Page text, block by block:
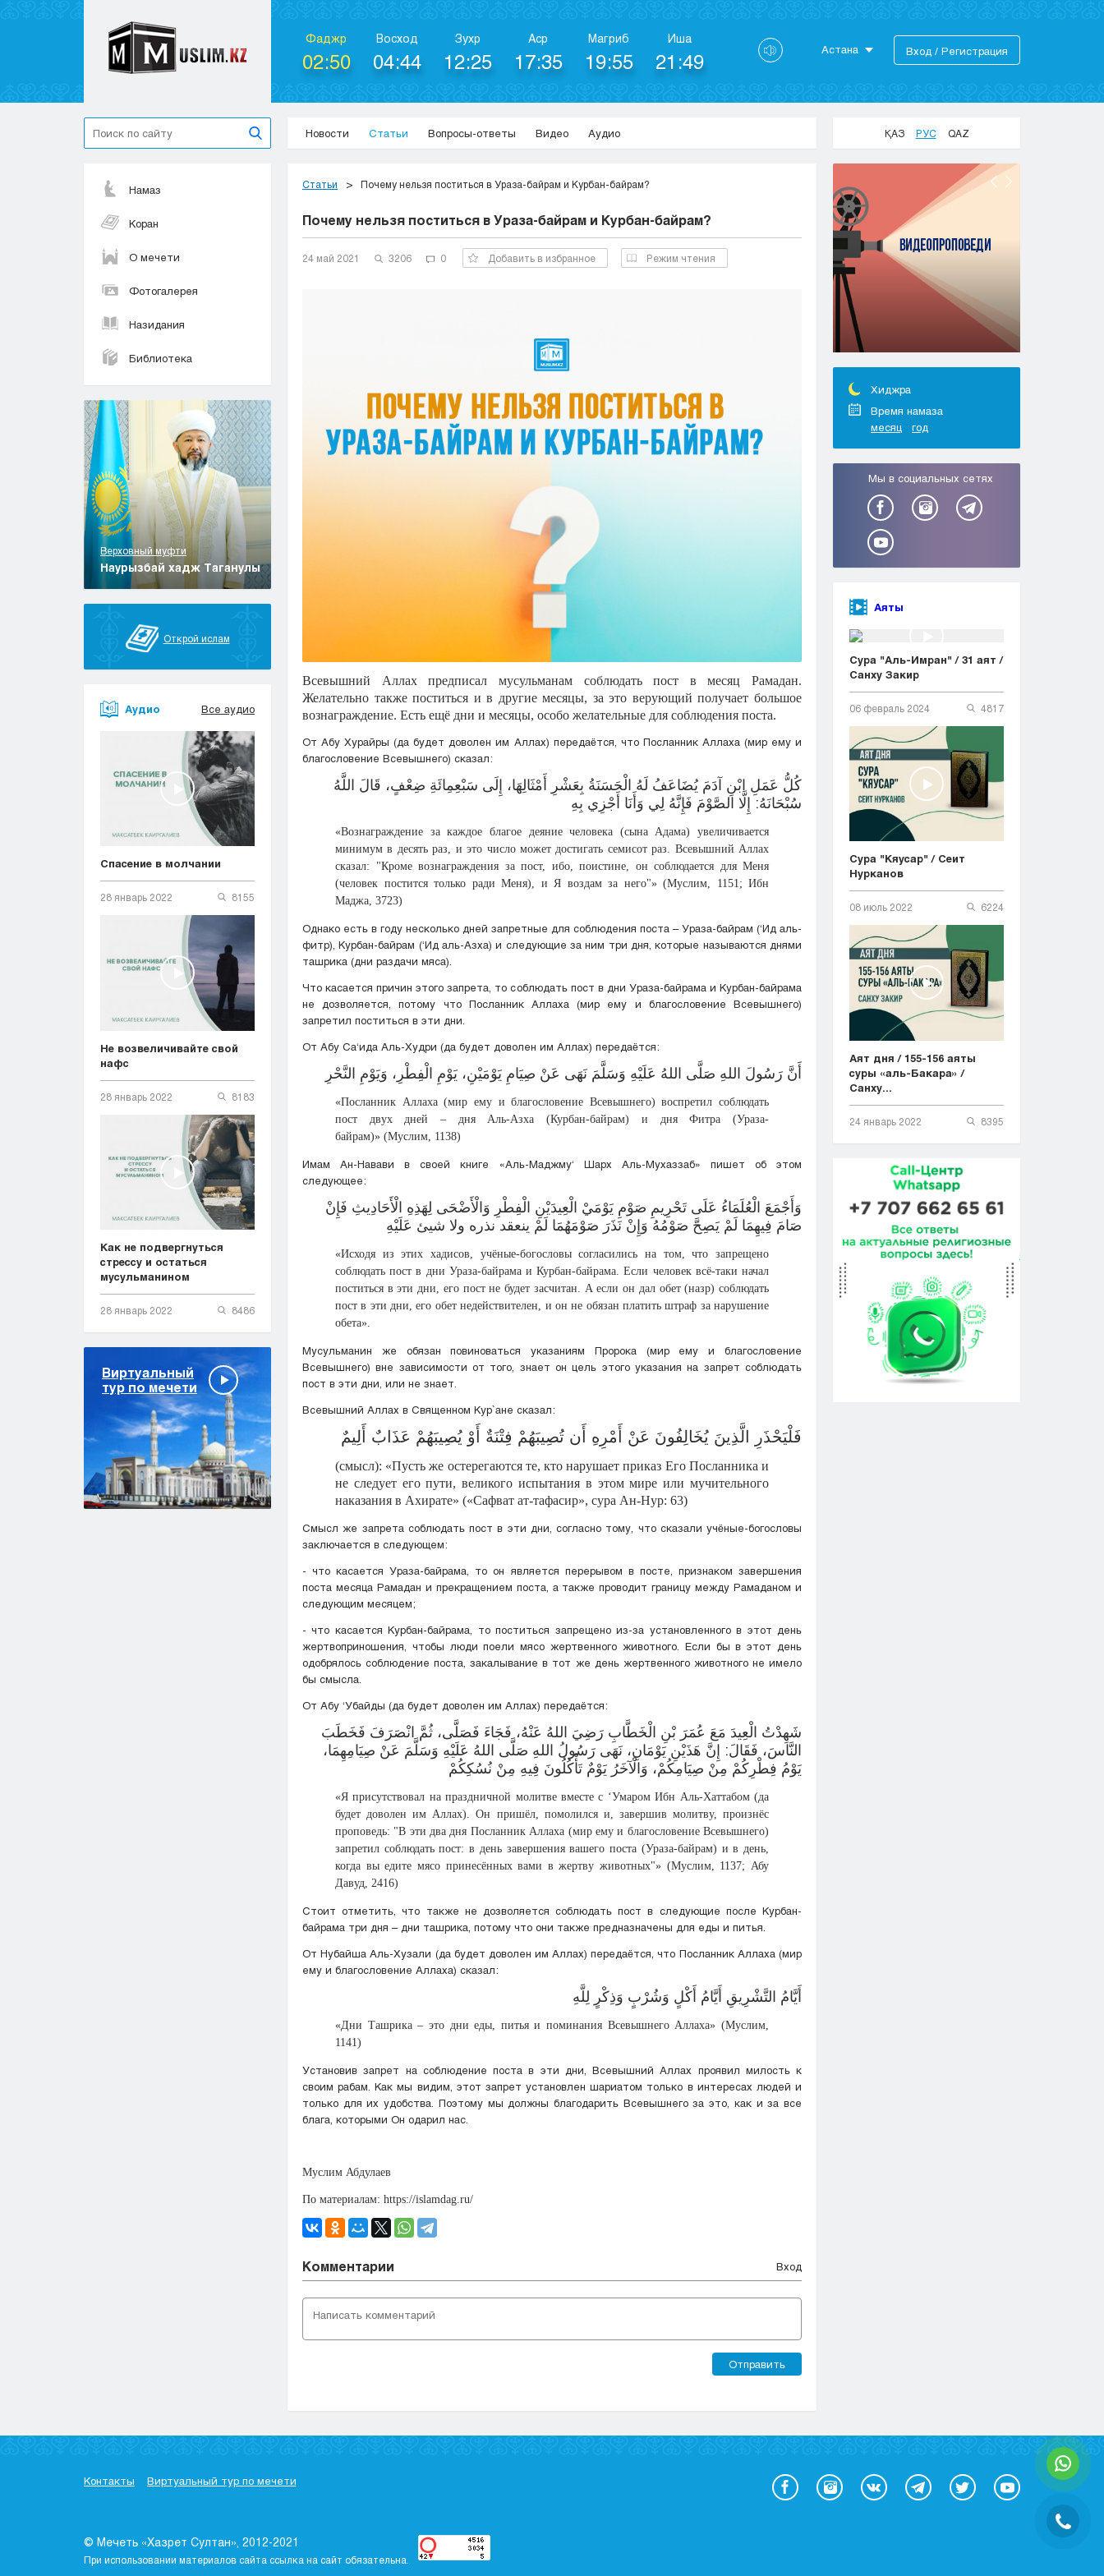
Фаджр
02:50
Восход
04:44
Зухр
12:25
Аср
17:35
Магриб
19:55
Иша
21:49 Астана
Актобе
Жезказган
Караганда
Кокшетау
Костанай
Кызылорда
Павлодар
Петропавловск
Талдыкорган
Тараз
Туркестан
Усть-Каменогорск
Шымкент
Вход / Регистрация
Новости Статьи Вопросы-ответы Видео Аудио ҚАЗ РУС QAZ
Намаз
Коран
О мечети
Фотогалерея
Назидания
Библиотека
Верховный муфти
Наурызбай хадж Таганулы
Открой ислам
Аудио Все аудио
Спасение в молчании
28 январь 2022 8155
Не возвеличивайте свой
нафс
28 январь 2022 8183
Как не подвергнуться
стрессу и остаться
мусульманином
28 январь 2022 8486
Виртуальный
тур по мечети
Статьи Почему нельзя поститься в Ураза-байрам и Курбан-байрам?
Почему нельзя поститься в Ураза-байрам и Курбан-байрам?
24 май 2021 3206 0 Добавить в избранное Режим чтения
Всевышний Аллах предписал мусульманам соблюдать пост в месяц Рамадан.
Желательно также поститься и в другие месяцы, за это верующий получает большое
вознаграждение. Есть ещё дни и месяцы, особо желательные для соблюдения поста.
От Абу Хурайры (да будет доволен им Аллах) передаётся, что Посланник Аллаха (мир ему и
благословение Всевышнего) сказал:
سُبْحَانَهُ: ‌إِلَّا ‌الصَّوْمَ ‌فَإِنَّهُ ‌لِي وَأَنَا أَجْزِي بِهِ
«Вознаграждение за каждое благое деяние человека (сына Адама) увеличивается
минимум в десять раз, и это число может достигать семисот раз. Всевышний Аллах
сказал: "Кроме вознаграждения за пост, ибо, поистине, он соблюдается для Меня
(человек постится только ради Меня), и Я воздам за него"» (Муслим, 1151; Ибн
Маджа, 3723)
Однако есть в году несколько дней запретные для соблюдения поста – Ураза-байрам (‘Ид аль-
фитр), Курбан-байрам (‘Ид аль-Азха) и следующие за ним три дня, которые называются днями
ташрика (дни раздачи мяса).
Что касается причин этого запрета, то соблюдать пост в дни Ураза-байрама и Курбан-байрама
не дозволяется, потому что Посланник Аллаха (мир ему и благословение Всевышнего)
запретил поститься в эти дни.
От Абу Са‘ида Аль-Худри (да будет доволен им Аллах) передаётся:
أَنَّ رَسُولَ اللهِ صَلَّى اللهُ عَلَيْهِ وَسَلَّمَ نَهَى عَنْ صِيَامِ يَوْمَيْنِ، يَوْمِ الْفِطْرِ، وَيَوْمِ النَّحْرِ
«Посланник Аллаха (мир ему и благословение Всевышнего) воспретил соблюдать
пост двух дней – дня Аль-Азха (Курбан-байрам) и дня Фитра (Ураза-
байрам)» (Муслим, 1138)
Имам Ан-Навави в своей книге «Аль-Маджму‘ Шарх Аль-Мухаззаб» пишет об этом
следующее:
وَأَجْمَعَ الْعُلَمَاءُ عَلَى تَحْرِيمِ صَوْمِ يَوْمَيْ الْعِيدَيْنِ الْفِطْرِ وَالْأَضْحَى لِهَذِهِ الْأَحَادِيثِ فَإِنْ
صَامَ فِيهِمَا لَمْ يَصِحَّ صَوْمُهُ وَإِنْ نَذَرَ صَوْمَهُمَا لَمْ ينعقد نذره ولا شيئ عَلَيْهِ
«Исходя из этих хадисов, учёные-богословы согласились на том, что запрещено
соблюдать пост в дни Ураза-байрама и Курбан-байрама. Если человек всё-таки начал
поститься в эти дни, его пост не будет засчитан. А если он дал обет (назр) соблюдать
пост в эти дни, его обет недействителен, и он не обязан платить штраф за нарушение
обета».
Мусульманин же обязан повиноваться указаниям Пророка (мир ему и благословение
Всевышнего) вне зависимости от того, знает он цель этого указания на запрет соблюдать
пост в эти дни, или не знает.
Всевышний Аллах в Священном Кyр`ане сказал:
فَلْيَحْذَرِ الَّذِينَ يُخَالِفُونَ عَنْ أَمْرِهِ أَن تُصِيبَهُمْ فِتْنَةٌ أَوْ يُصِيبَهُمْ عَذَابٌ أَلِيمٌ
(смысл): «Пусть же остерегаются те, кто нарушает приказ Его Посланника и
не следует его пути, великого испытания в этом мире или мучительного
наказания в Ахирате» («Сафват ат-тафасир», сура Ан-Нур: 63)
Смысл же запрета соблюдать пост в эти дни, согласно тому, что сказали учёные-богословы
заключается в следующем:
- что касается Ураза-байрама, то он является перерывом в посте, признаком завершения
поста месяца Рамадан и прекращением поста, а также проводит границу между Рамаданом и
следующим месяцем;
- что касается Курбан-байрама, то поститься запрещено из-за установленного в этот день
жертвоприношения, чтобы люди поели мясо жертвенного животного. Если бы в этот день
одобрялось соблюдение поста, закалывание в тот же день жертвенного животного не имело
бы смысла.
От Абу ‘Убайды (да будет доволен им Аллах) передаётся:
شَهِدْتُ الْعِيدَ مَعَ عُمَرَ بْنِ الْخَطَّابِ رَضِيَ اللهُ عَنْهُ، فَجَاءَ فَصَلَّى، ثُمَّ انْصَرَفَ فَخَطَبَ
النَّاسَ، فَقَالَ: إِنَّ هَذَيْنِ يَوْمَانِ، نَهَى رَسُولُ اللهِ صَلَّى اللهُ عَلَيْهِ وَسَلَّمَ عَنْ صِيَامِهِمَا،
يَوْمُ فِطْرِكُمْ مِنْ صِيَامِكُمْ، وَالْآخَرُ يَوْمٌ تَأْكُلُونَ فِيهِ مِنْ نُسُكِكُمْ
«Я присутствовал на праздничной молитве вместе с ‘Умаром Ибн Аль-Хаттабом (да
будет доволен им Аллах). Он пришёл, помолился и, завершив молитву, произнёс
проповедь: "В эти два дня Посланник Аллаха (мир ему и благословение Всевышнего)
запретил соблюдать пост: в день завершения вашего поста (Ураза-байрам) и в день,
когда вы едите мясо принесённых вами в жертву животных"» (Муслим, 1137; Абу
Давуд, 2416)
Стоит отметить, что также не дозволяется соблюдать пост в следующие после Курбан-
байрама три дня – дни ташрика, потому что они также предназначены для еды и питья.
От Нубайша Аль-Хузали (да будет доволен им Аллах) передаётся, что Посланник Аллаха (мир
ему и благословение Аллаха) сказал:
أَيَّامُ التَّشْرِيقِ أَيَّامُ أَكْلٍ وَشُرْبٍ وَذِكْرٍ لِلَّهِ
«Дни Ташрика – это дни еды, питья и поминания Всевышнего Аллаха» (Муслим,
1141)
Установив запрет на соблюдение поста в эти дни, Всевышний Аллах проявил милость к
своим рабам. Как мы видим, этот запрет установлен шариатом только в интересах людей и
только для их удобства. Поэтому мы должны благодарить Всевышнего за это, как и за все
блага, которыми Он одарил нас.
Муслим Абдулаев
По материалам: https://islamdag.ru/
Комментарии Вход
Отправить
Хиджра
Время намаза
месяц
год
Мы в социальных сетях
Аяты
Сура "Аль-Имран" / 31 аят /
Санху Закир
06 февраль 2024 4817
Сура "Кяусар" / Сеит
Нурканов
08 июль 2022 6224
Аят дня / 155-156 аяты
суры «аль-Бакара» /
Санху...
24 январь 2022 8395
Контакты Виртуальный тур по мечети
© Мечеть «Хазрет Султан», 2012-2021
При использовании материалов сайта ссылка на сайт обязательна.